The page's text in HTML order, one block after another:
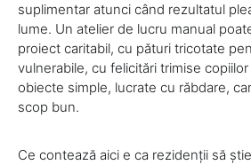
suplimentar atunci când rezultatul
lume. Un atelier de lucru manual
proiect caritabil, cu pături tricotate
vulnerabile, cu felicitări trimise
obiecte simple, lucrate cu răbdare,
scop bun.
Ce contează aici e ca rezidenții să